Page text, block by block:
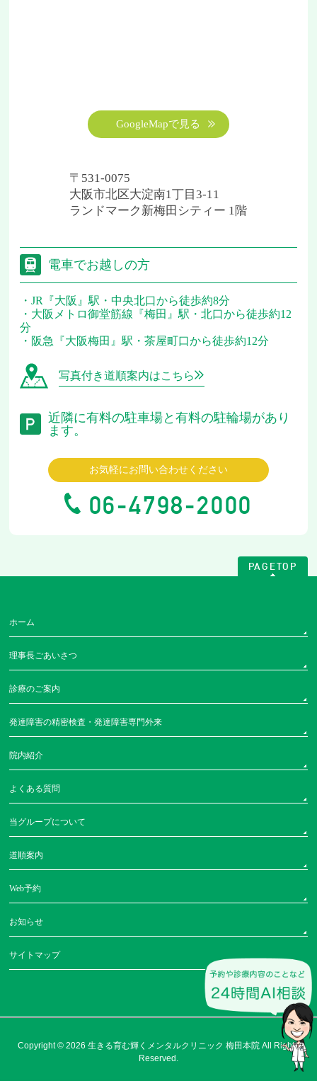
GoogleMapで見る
〒531-0075
大阪市北区大淀南1丁目3-11
ランドマーク新梅田シティー 1階
電車でお越しの方
JR『大阪』駅・中央北口から徒歩約8分
大阪メトロ御堂筋線『梅田』駅・北口から徒歩約12
分
阪急『大阪梅田』駅・茶屋町口から徒歩約12分
写真付き道順案内はこちら
近隣に有料の駐車場と有料の駐輪場があり
ます。
お気軽にお問い合わせください
06-4798-2000
PAGETOP
ホーム
理事長ごあいさつ
診療のご案内
発達障害の精密検査・発達障害専門外来
院内紹介
よくある質問
当グループについて
道順案内
Web予約
お知らせ
サイトマップ
Copyright © 2026生きる育む輝くメンタルクリニック 梅田本院 All Rights
Reserved.